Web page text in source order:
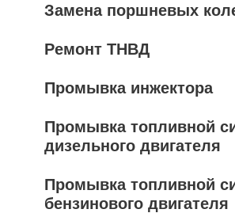
Замена поршневых
Ремонт ТНВД
Промывка инжектора
Промывка топливной
дизельного двигателя
Промывка топливной
бензинового двигателя